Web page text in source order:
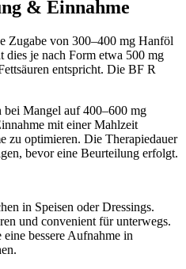
& Einnahme
Zugabe von 300–400 mg Hanföl
je nach Form etwa 500 mg
entspricht. Die BF R
bei Mangel auf 400–600 mg
mit einer Mahlzeit
zu optimieren. Die Therapiedauer
bevor eine Beurteilung erfolgt.
in Speisen oder Dressings.
und convenient für unterwegs.
bessere Aufnahme in